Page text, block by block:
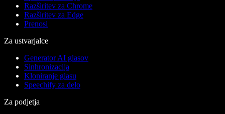
Razširitev za Chrome
Razširitev za Edge
Prenosi
Za ustvarjalce
Generator AI glasov
Sinhronizacija
Kloniranje glasu
Speechify za delo
Za podjetja